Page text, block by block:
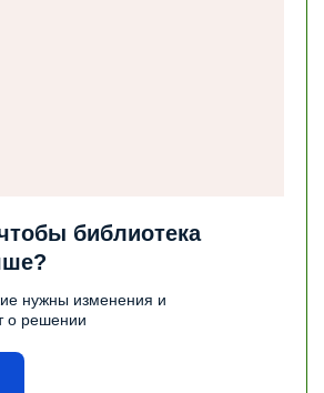
библиотека
нужны изменения и
о решении